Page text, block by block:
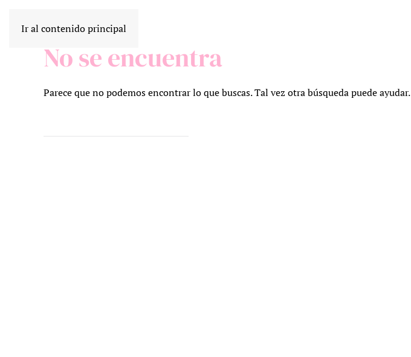
Ir al contenido principal
No se encuentra
Parece que no podemos encontrar lo que buscas. Tal vez otra búsqueda puede ayudar.